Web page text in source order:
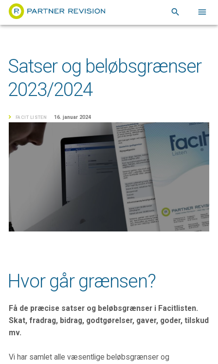
search menu
Satser og beløbsgrænser
2023/2024
FACIT LISTEN 16. januar 2024
Hvor går grænsen?
Få de præcise satser og beløbsgrænser i Facitlisten.
Skat, fradrag, bidrag, godtgørelser, gaver, goder, tilskud
mv.
Vi har samlet alle væsentlige beløbsgrænser og